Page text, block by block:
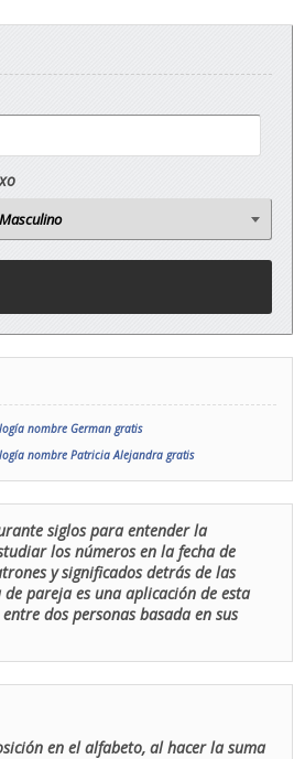
nombre German gratis
nombre Patricia Alejandra gratis
siglos para entender la
los números en la fecha de
y significados detrás de las
pareja es una aplicación de esta
dos personas basada en sus
en el alfabeto, al hacer la suma